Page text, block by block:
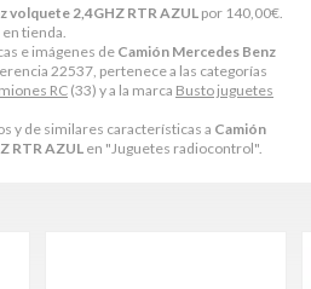
volquete 2,4GHZ RTR AZUL por 140,00€
tienda.
e imágenes de Camión Mercedes Benz
22537, pertenece a las categorías
RC (33) y a la marca Busto juguetes
y de similares características a Camión
RTR AZUL en "Juguetes radiocontrol".